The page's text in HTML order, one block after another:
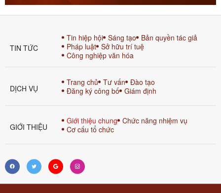
TIN TỨC
Tin hiệp hội Sáng tạo Bản quyền tác giả
Pháp luật Sở hữu trí tuệ
Công nghiệp văn hóa
DỊCH VỤ
Trang chủ Tư vấn Đào tạo
Đăng ký công bố Giám định
GIỚI THIỆU
Giới thiệu chung Chức năng nhiệm vụ
Cơ cấu tổ chức